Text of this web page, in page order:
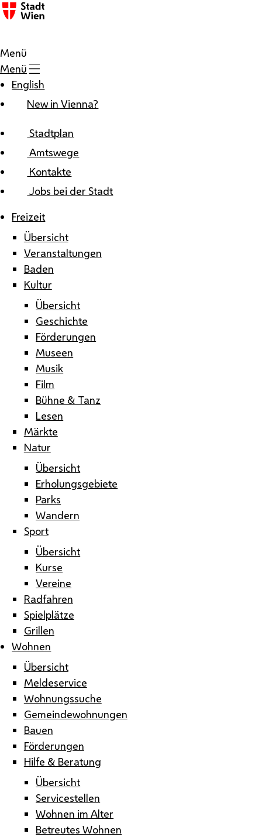
Zum Inhalt
Menü
Menü
English
New in Vienna?
Stadtplan
Amtswege
Kontakte
Jobs bei der Stadt
Freizeit
Übersicht
Veranstaltungen
Baden
Kultur
Übersicht
Geschichte
Förderungen
Museen
Musik
Film
Bühne & Tanz
Lesen
Märkte
Natur
Übersicht
Erholungsgebiete
Parks
Wandern
Sport
Übersicht
Kurse
Vereine
Radfahren
Spielplätze
Grillen
Wohnen
Übersicht
Meldeservice
Wohnungssuche
Gemeindewohnungen
Bauen
Förderungen
Hilfe & Beratung
Übersicht
Servicestellen
Wohnen im Alter
Betreutes Wohnen